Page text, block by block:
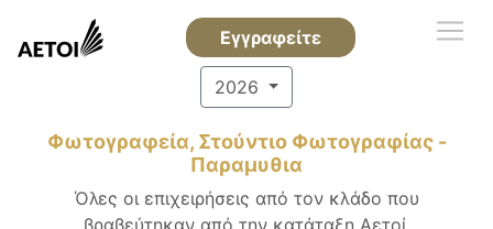
Εγγραφείτε
2026
Φωτογραφεία, Στούντιο Φωτογραφίας -
Παραμυθια
Όλες οι επιχειρήσεις από τον κλάδο που
βραβεύτηκαν από την κατάταξη Αετοί.